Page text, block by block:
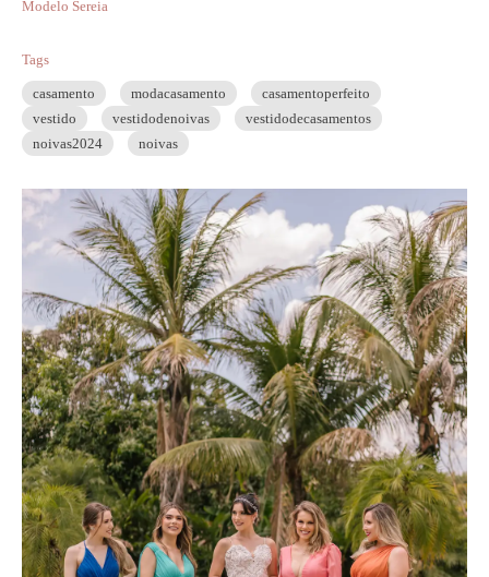
Modelo Sereia
Tags
casamento modacasamento
casamentoperfeito
vestido
vestidodenoivas
vestidodecasamentos
noivas2024
noivas